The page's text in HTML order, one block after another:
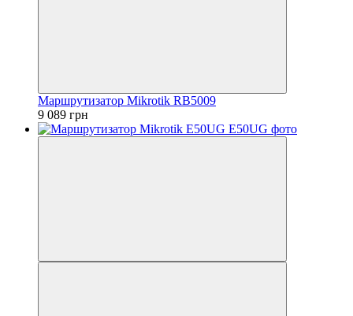
Маршрутизатор Mikrotik RB5009
9 089 грн